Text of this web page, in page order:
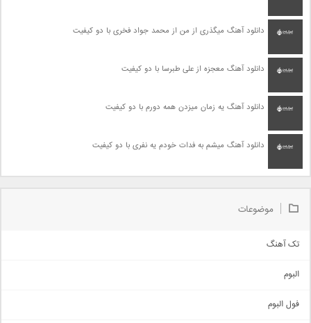
دانلود آهنگ میگذری از من از محمد جواد فخری با دو کیفیت
دانلود آهنگ معجزه از علی طبرسا با دو کیفیت
دانلود آهنگ یه زمان میزدن همه دورم با دو کیفیت
دانلود آهنگ میشم به فدات خودم یه نفری با دو کیفیت
موضوعات
تک آهنگ
اجتماعی
البوم
فول البوم